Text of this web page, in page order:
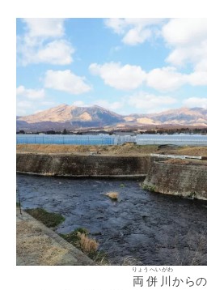
両併川
りょうへいがわ
から